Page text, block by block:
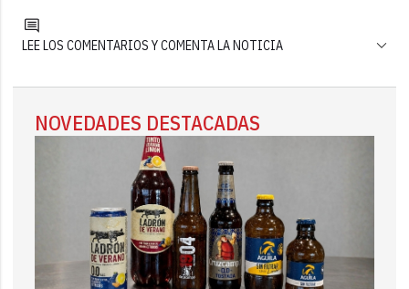
LEE LOS COMENTARIOS Y COMENTA LA NOTICIA
NOVEDADES DESTACADAS